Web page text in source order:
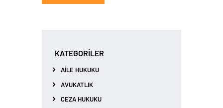
KATEGORILER
AILE HUKUKU
AVUKATLIK
CEZA HUKUKU